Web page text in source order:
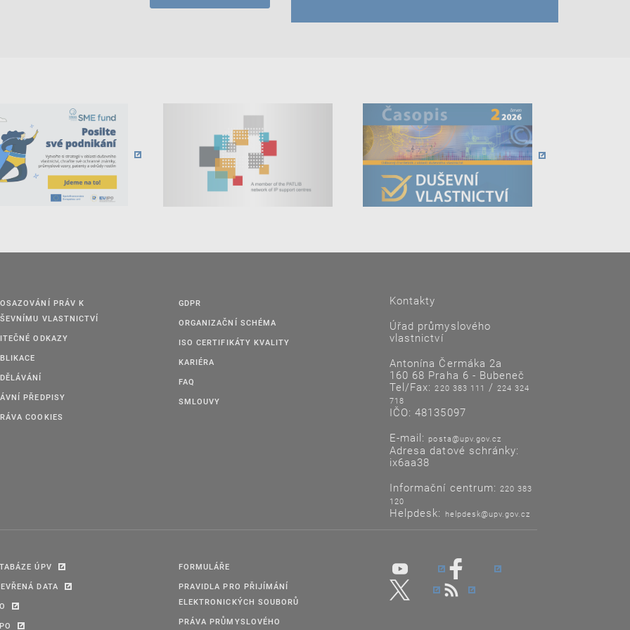
PRÁV K
VLASTNICTVÍ
ODKAZY
PŘEDPISY
COOKIES
GDPR
ORGANIZAČNÍ SCHÉMA
ISO CERTIFIKÁTY KVALITY
KARIÉRA
FAQ
SMLOUVY
Kontakty
Úřad průmyslového
vlastnictví
Antonína Čermáka 2a
160 68 Praha 6 - Bubeneč
Tel/Fax:220 383 111 /224 324
718
IČO: 48135097
E-mail: posta@upv.gov.cz
Adresa datové schránky:
ix6aa38
Informační centrum: 220 383
120
Helpdesk: helpdesk@upv.gov.cz
ÚPV
DATA
FORMULÁŘE
PRAVIDLA PRO PŘIJÍMÁNÍ
ELEKTRONICKÝCH SOUBORŮ
PRÁVA PRŮMYSLOVÉHO